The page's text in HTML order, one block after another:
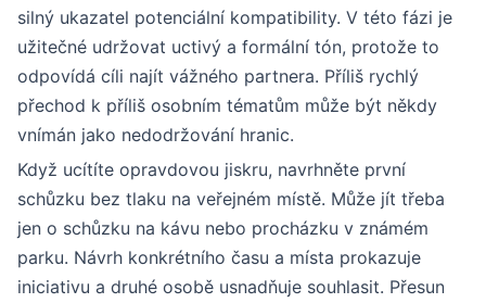
silný ukazatel potenciální kompatibility. V této fázi je
užitečné udržovat uctivý a formální tón, protože to
odpovídá cíli najít vážného partnera. Příliš rychlý
přechod k příliš osobním tématům může být někdy
vnímán jako nedodržování hranic.
Když ucítíte opravdovou jiskru, navrhněte první
schůzku bez tlaku na veřejném místě. Může jít třeba
jen o schůzku na kávu nebo procházku v známém
parku. Návrh konkrétního času a místa prokazuje
iniciativu a druhé osobě usnadňuje souhlasit. Přesun